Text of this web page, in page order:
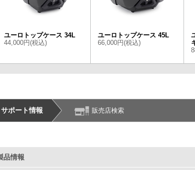
ユーロトップケース 34L
44,000円(税込)
ユーロトップケース 45L
66,000円(税込)
サポート情報 販売店検索
品情報